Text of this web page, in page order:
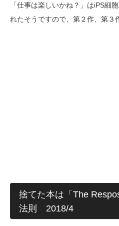
「仕事は楽しいかね？」はiPS細
れたそうですので、第２作、第３
捨てた本は「The
法則 2018/4